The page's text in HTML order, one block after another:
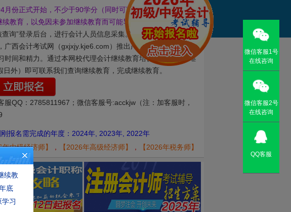
份正式开始，不少于90学分（同时可以补往年会计继续教
教育，以免因未参加继续教育而可能导致会计证书失效！
询”登录后台，进行会计人员信息采集。
西会计考试网（gxjxjy.kje6.com）推出广西省会计人员继续
时间和精力。通过本网校代理会计继续教育培训，在财政厅继
外）即可联系我们查询继续教育，完成继续教育。
服QQ：2785811967 ；微信客服号:acckjw（注：加客服时，
名需完成的年度：2026年
名需完成的年度：2026年
报名需完成的年度：2025年, 2021年, 2020年, 2019年
报名需完成的年度：2024年, 2023年, 2022年
名需完成的年度：2026年
名需完成的年度：2026年
名需完成的年度：2026年
名需完成的年度：2026年，2025年
名需完成的年度：2025年
中级经济师】 ， 【2026年高级经济师】 ， 【2026年税务师】
续教
底
习
微信客服1号
在线咨询
微信客服2号
在线咨询
QQ客服